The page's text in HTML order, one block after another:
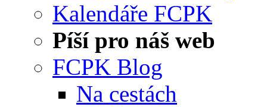
Kalendáře FCPK
Píší pro náš web
FCPK Blog
Na cestách